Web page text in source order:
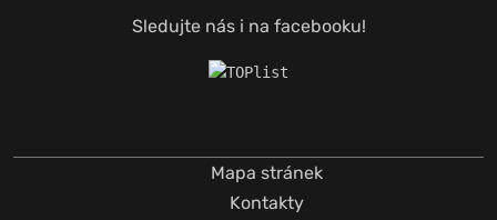
Sledujte nás i na facebooku!
Mapa stránek
Kontakty